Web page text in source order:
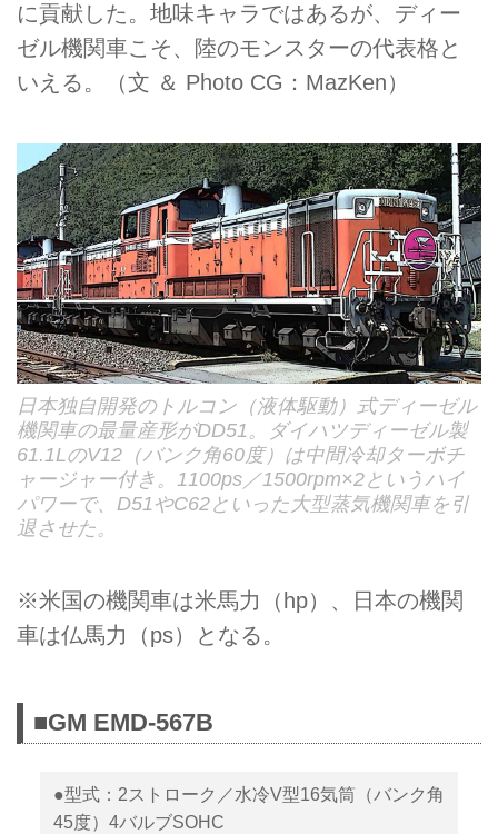
に貢献した。地味キャラではあるが、ディー
ゼル機関車こそ、陸のモンスターの代表格と
いえる。（文 ＆ Photo CG：MazKen）
日本独自開発のトルコン（液体駆動）式ディーゼル
機関車の最量産形がDD51。ダイハツディーゼル製
61.1LのV12（バンク角60度）は中間冷却ターボチ
ャージャー付き。1100ps／1500rpm×2というハイ
パワーで、D51やC62といった大型蒸気機関車を引
退させた。
※米国の機関車は米馬力（hp）、日本の機関
車は仏馬力（ps）となる。
■GM EMD-567B
●型式：2ストローク／水冷V型16気筒（バンク角
45度）4バルブSOHC